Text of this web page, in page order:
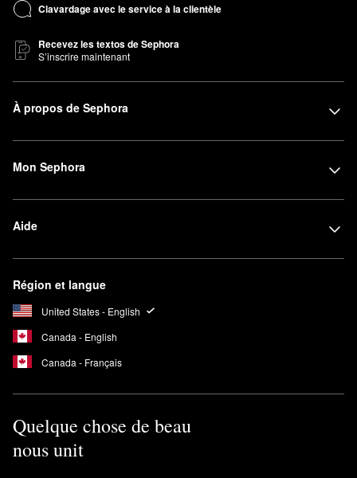
Clavardage avec le service à la clientèle
Recevez les textos de Sephora
S’inscrire maintenant
À propos de Sephora
Mon Sephora
Aide
Région et langue
United States - English
Canada - English
Canada - Français
Quelque chose de beau
nous unit